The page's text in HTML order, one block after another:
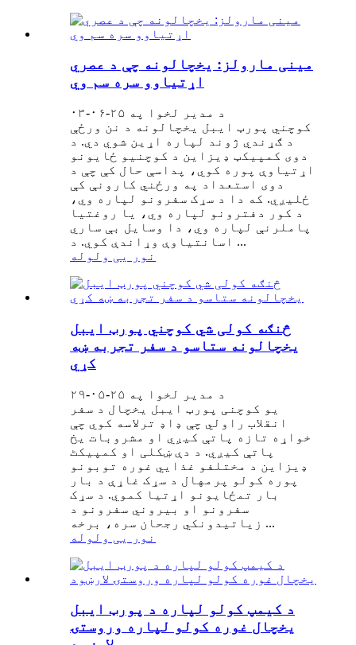
مینی مارولز: یخچالونه چې د عصري
اړتیاوو سره سم وي
د مدیر لخوا په ۲۵-۰۶-۰۳
کوچني پورټ ایبل یخچالونه د نن ورځې
د ګړندي ژوند لپاره اړین شوي دي. د
دوی کمپیکټ ډیزاین د کوچنیو ځایونو
اړتیاوې پوره کوي، پداسې حال کې چې د
دوی استعداد په ورځني کارونې کې
ځلیږي. که دا د سړک سفرونو لپاره وي،
د کور دفترونو لپاره وي، یا روغتیا
پاملرنې لپاره وي، دا وسایل بې ساري
اسانتیاوې وړاندې کوي. د ...
نور یی ولوله
څنګه کولی شي کوچني پورټ ایبل
یخچالونه ستاسو د سفر تجربه ښه
کړي
د مدیر لخوا په ۲۵-۰۵-۲۹
یو کوچنی پورټ ایبل یخچال د سفر
انقلاب راولي چې ډاډ ترلاسه کوي چې
خواړه تازه پاتې کیږي او مشروبات یخ
پاتې کیږي. د دې ښکلی او کمپیکٹ
ډیزاین د مختلفو غذايي غوره توبونو
پوره کولو پرمهال د سړک غاړې د بار
بار تمځایونو اړتیا کموي. د سړک
سفرونو او بیروني سفرونو د
زیاتیدونکي رجحان سره، برخه ...
نور یی ولوله
د کیمپ کولو لپاره د پورټ ایبل
یخچال غوره کولو لپاره وروستۍ